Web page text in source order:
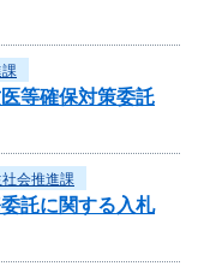
等確保対策委託
会推進課
託に関する入札